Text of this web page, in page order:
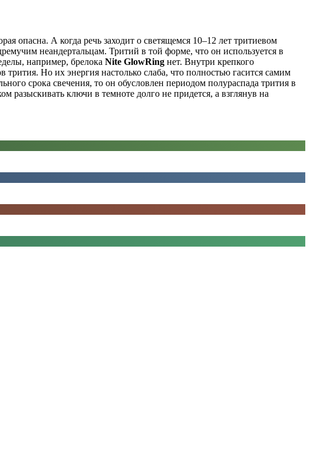
опасна. А когда речь заходит о светящемся 10–12 лет тритиевом
неандертальцам. Тритий в той форме, что он используется в
например, брелока Nite GlowRing нет. Внутри крепкого
Но их энергия настолько слаба, что полностью гасится самим
срока свечения, то он обусловлен периодом полураспада трития в
разыскивать ключи в темноте долго не придется, а взглянув на